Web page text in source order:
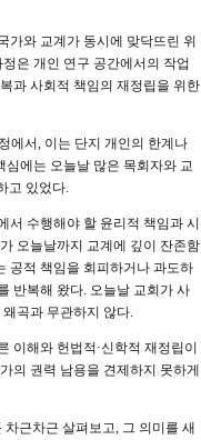
가와 교계가 동시에 맞닥뜨린 위
은 개인 연구 공간에서의 작업
과 사회적 책임의 재정립을 위한
에서, 이는 단지 개인의 한계나
에는 오늘날 많은 목회자와 교
고 있었다.
서 수행해야 할 윤리적 책임과 시
오늘날까지 교계에 깊이 잔존함
공적 책임을 회피하거나 과도하
반복해 왔다. 오늘날 교회가 사
곡과 무관하지 않다.
이해와 헌법적·신학적 재정립이
의 권력 남용을 견제하지 못하게
근차근 살펴보고, 그 의미를 새